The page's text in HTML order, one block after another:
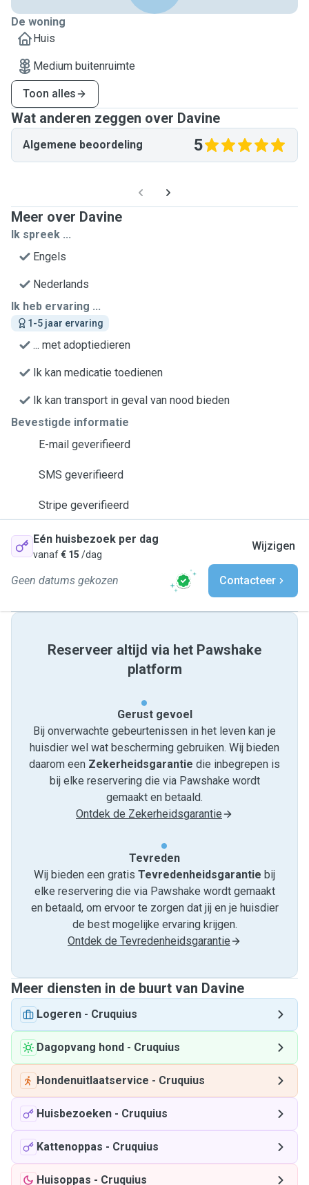
De woning
Huis
Medium buitenruimte
Toon alles
Wat anderen zeggen over Davine
Algemene beoordeling 5
Meer over Davine
Ik spreek ...
Engels
Nederlands
Ik heb ervaring ...
1-5 jaar ervaring
... met adoptiedieren
Ik kan medicatie toedienen
Ik kan transport in geval van nood bieden
Bevestigde informatie
E-mail geverifieerd
SMS geverifieerd
Stripe geverifieerd
Eén huisbezoek per dag
vanaf€ 15 /dag
Wijzigen
Geen datums gekozen Contacteer
Reserveer altijd via het Pawshake
platform
Gerust gevoel
Bij onverwachte gebeurtenissen in het leven kan je
huisdier wel wat bescherming gebruiken. Wij bieden
daarom een Zekerheidsgarantie die inbegrepen is
bij elke reservering die via Pawshake wordt
gemaakt en betaald.
Ontdek de Zekerheidsgarantie
Tevreden
Wij bieden een gratis Tevredenheids­garantie bij
elke reservering die via Pawshake wordt gemaakt
en betaald, om ervoor te zorgen dat jij en je huisdier
de best mogelijke ervaring krijgen.
Ontdek de Tevredenheidsgarantie
Meer diensten in de buurt van Davine
Logeren - Cruquius
Dagopvang hond - Cruquius
Hondenuitlaatservice - Cruquius
Huisbezoeken - Cruquius
Kattenoppas - Cruquius
Huisoppas - Cruquius